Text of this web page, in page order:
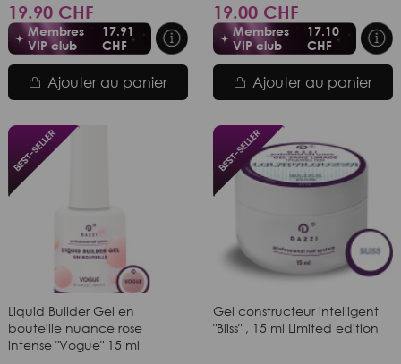
19.90 CHF
Membres
VIP club
17.91
CHF
Ajouter au panier
19.00 CHF
Membres
VIP club
17.10
CHF
Ajouter au panier
Liquid Builder Gel en
bouteille nuance rose
intense "Vogue" 15 ml
Gel constructeur intelligent
"Bliss" , 15 ml Limited edition